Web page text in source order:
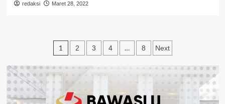
redaksi Maret 28, 2022
Paginasi
pos
1 2 3 4 … 8 Next